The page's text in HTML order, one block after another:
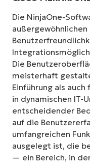
Die NinjaOne-
Die
meisterhaft
Einführung als
in dynamischen IT-
entscheidender
auf die
umfangreichen
ausgelegt ist, die
— ein Bereich, in